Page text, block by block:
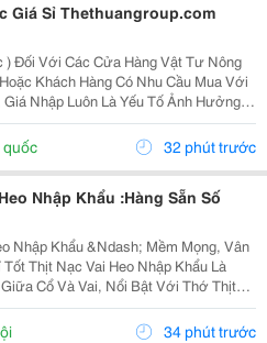
Giá Sỉ Thethuangroup.com
) Đối Với Các Cửa Hàng Vật Tư Nông
Khách Hàng Có Nhu Cầu Mua Với
Nhập Luôn Là Yếu Tố Ảnh Hưởng
Quả Kinh Doanh. Tuy Nhiên, Một
Không Chỉ Dừng Lại Ở Mức Giá
quốc 32 phút trước
Nhập Khẩu :Hàng Sẵn Số
Nhập Khẩu &Ndash; Mềm Mọng, Vân
Khẩu Là
Cổ Và Vai, Nổi Bật Với Thớ Thịt
Nạc Cao Và Các Vân Mỡ Mảnh Phân
Kết Hợp Hài Hòa Giữa Nạc Và Mỡ...
34 phút trước